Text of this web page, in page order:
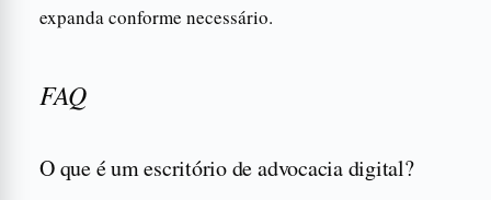
expanda conforme necessário.
FAQ
O que é um escritório de advocacia digital?